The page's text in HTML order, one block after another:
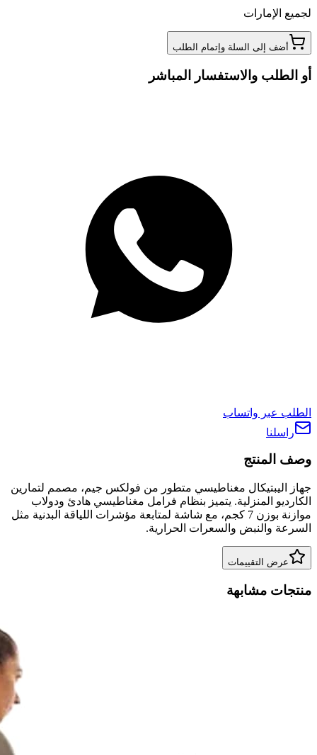
لجميع الإمارات
أضف إلى السلة وإتمام الطلب
أو الطلب والاستفسار المباشر
الطلب عبر واتساب
راسلنا
وصف المنتج
جهاز اليبتيكال مغناطيسي متطور من فولكس جيم، مصمم لتمارين
الكارديو المنزلية. يتميز بنظام فرامل مغناطيسي هادئ ودولاب
موازنة بوزن 7 كجم، مع شاشة لمتابعة مؤشرات اللياقة البدنية مثل
السرعة والنبض والسعرات الحرارية.
عرض التقييمات
منتجات مشابهة